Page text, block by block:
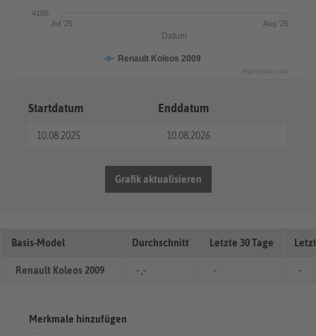
Datum
Renault Koleos 2009
Jul '25 Aug '25
4165
Highcharts.com
Startdatum Enddatum
Grafik aktualisieren
Basis-Model Durchschnitt Letzte 30 Tage
Renault Koleos 2009 - ,- - -
Merkmale hinzufügen